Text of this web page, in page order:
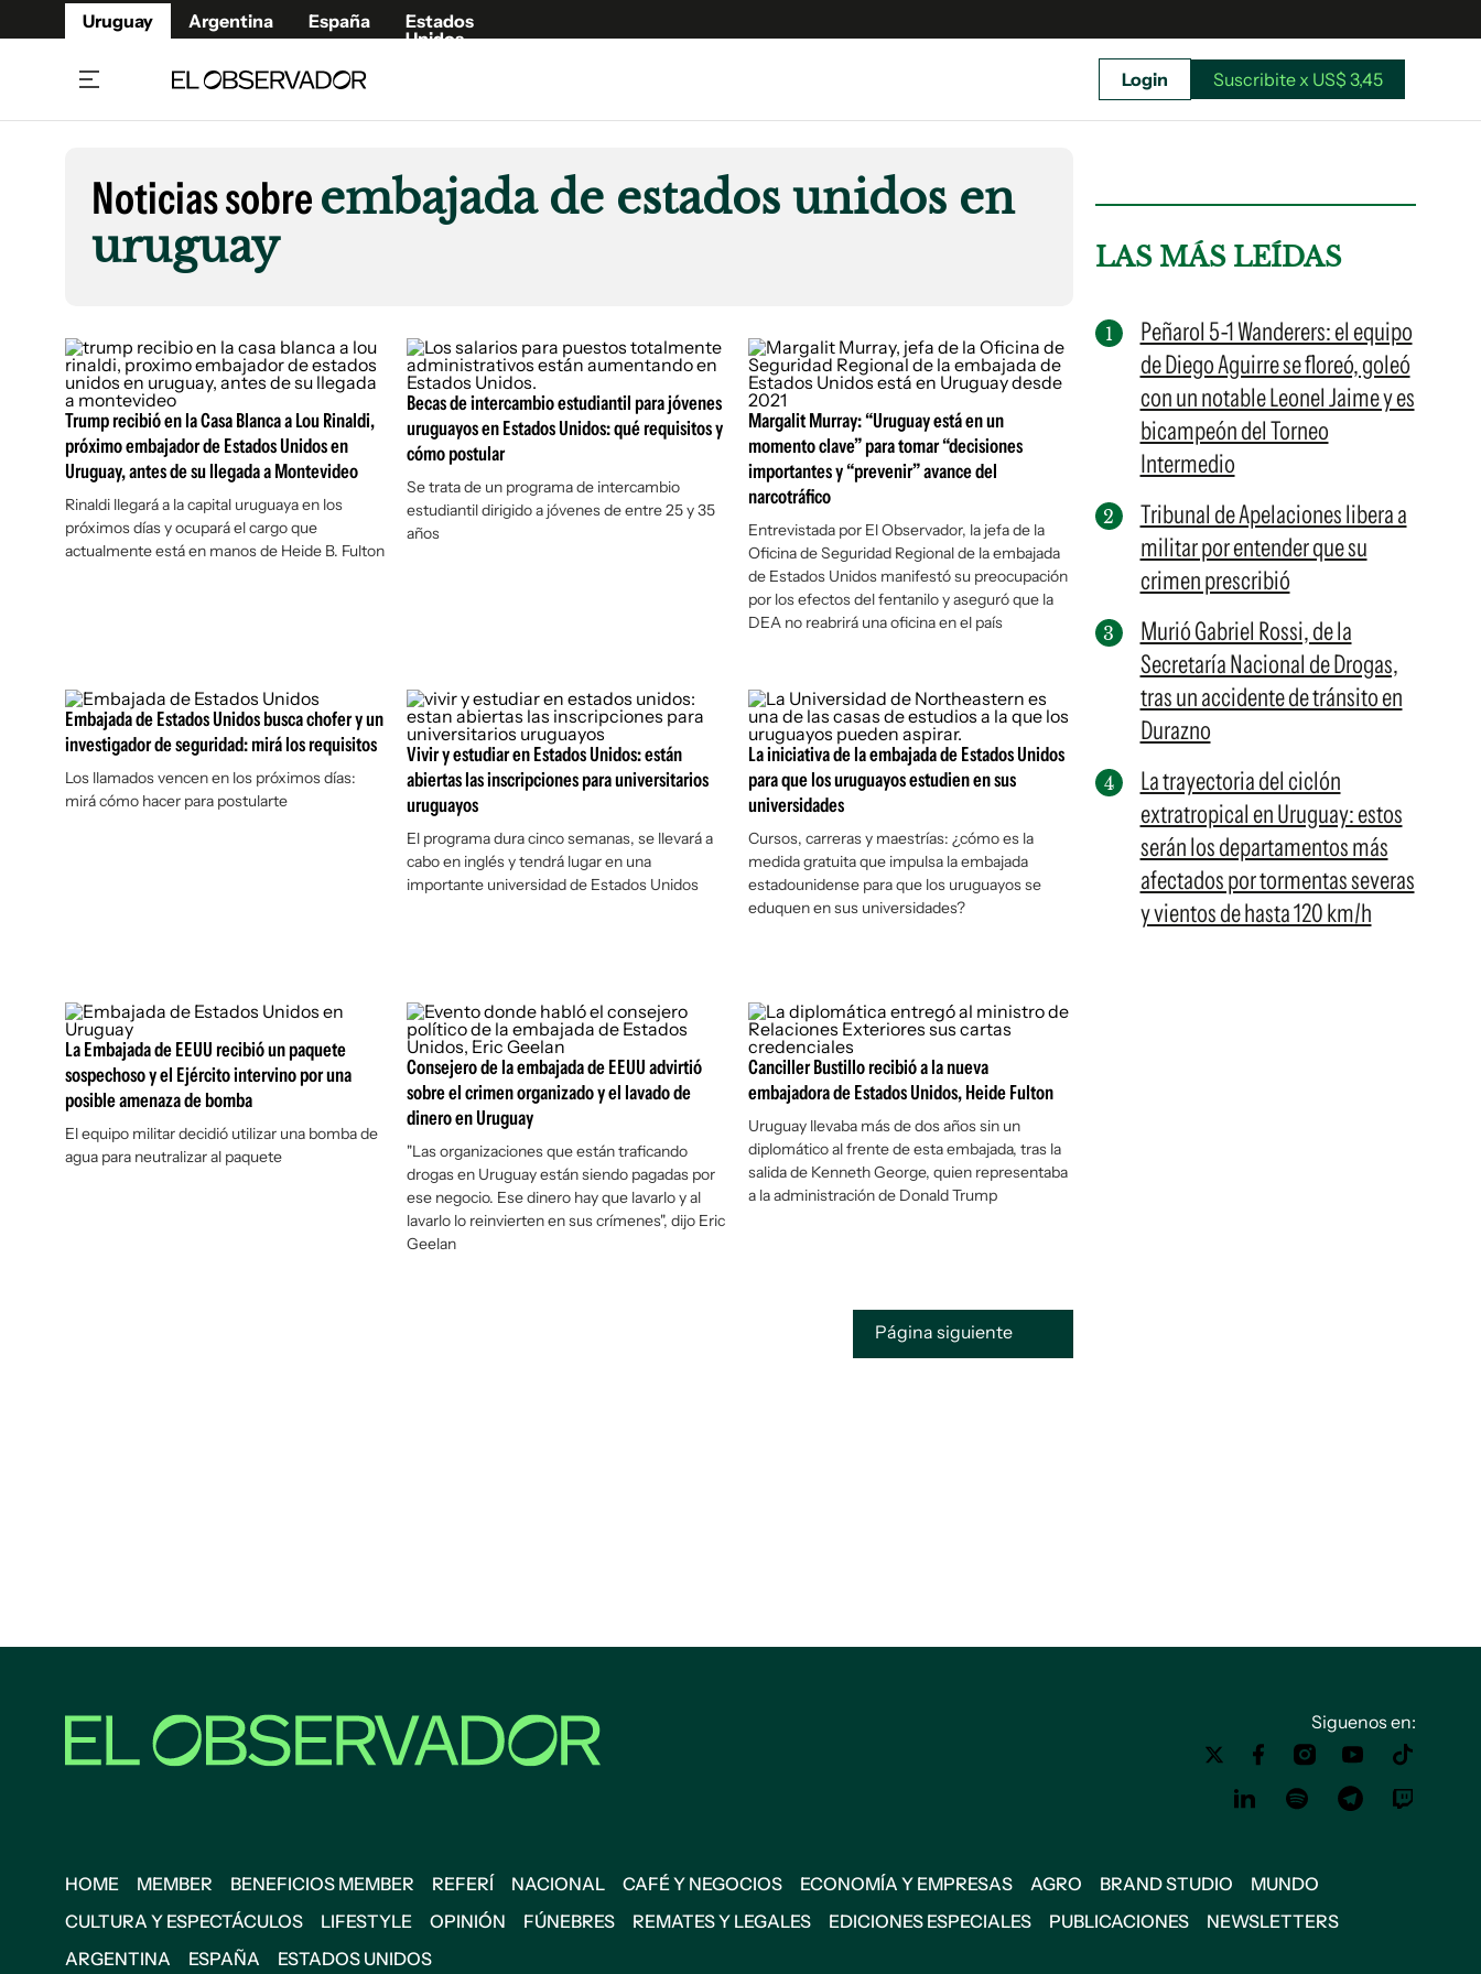
Uruguay Argentina España
Estados
Unidos
Beneficios Member
Referí
Nacional
Economía y Empresas
Agro
Brand Studio
Mundo
Cultura y Espectáculos
Fúnebres
Newsletters
Argentina
España
Estados Unidos
Suscribite x US$ 3,45
Ahora en:
Montevideo
15°C
Lluvia Ligera
Login Suscribite x US$ 3,45
Noticias sobreembajada de estados unidos en
uruguay
Trump recibió en la Casa Blanca a Lou Rinaldi,
próximo embajador de Estados Unidos en
Uruguay, antes de su llegada a Montevideo
Rinaldi llegará a la capital uruguaya en los
próximos días y ocupará el cargo que
actualmente está en manos de Heide B. Fulton
Becas de intercambio estudiantil para jóvenes
uruguayos en Estados Unidos: qué requisitos y
cómo postular
Se trata de un programa de intercambio
estudiantil dirigido a jóvenes de entre 25 y 35
años
Margalit Murray: “Uruguay está en un
momento clave” para tomar “decisiones
importantes y “prevenir” avance del
narcotráfico
Entrevistada por El Observador, la jefa de la
Oficina de Seguridad Regional de la embajada
de Estados Unidos manifestó su preocupación
por los efectos del fentanilo y aseguró que la
DEA no reabrirá una oficina en el país
Embajada de Estados Unidos busca chofer y un
investigador de seguridad: mirá los requisitos
Los llamados vencen en los próximos días:
mirá cómo hacer para postularte
Vivir y estudiar en Estados Unidos: están
abiertas las inscripciones para universitarios
uruguayos
El programa dura cinco semanas, se llevará a
cabo en inglés y tendrá lugar en una
importante universidad de Estados Unidos
La iniciativa de la embajada de Estados Unidos
para que los uruguayos estudien en sus
universidades
Cursos, carreras y maestrías: ¿cómo es la
medida gratuita que impulsa la embajada
estadounidense para que los uruguayos se
eduquen en sus universidades?
La Embajada de EEUU recibió un paquete
sospechoso y el Ejército intervino por una
posible amenaza de bomba
El equipo militar decidió utilizar una bomba de
agua para neutralizar al paquete
Consejero de la embajada de EEUU advirtió
sobre el crimen organizado y el lavado de
dinero en Uruguay
"Las organizaciones que están traficando
drogas en Uruguay están siendo pagadas por
ese negocio. Ese dinero hay que lavarlo y al
lavarlo lo reinvierten en sus crímenes", dijo Eric
Geelan
Canciller Bustillo recibió a la nueva
embajadora de Estados Unidos, Heide Fulton
Uruguay llevaba más de dos años sin un
diplomático al frente de esta embajada, tras la
salida de Kenneth George, quien representaba
a la administración de Donald Trump
Página siguiente
LAS MÁS LEÍDAS
Peñarol 5-1 Wanderers: el equipo
de Diego Aguirre se floreó, goleó
con un notable Leonel Jaime y es
bicampeón del Torneo
Intermedio
Tribunal de Apelaciones libera a
militar por entender que su
crimen prescribió
Murió Gabriel Rossi, de la
Secretaría Nacional de Drogas,
tras un accidente de tránsito en
Durazno
La trayectoria del ciclón
extratropical en Uruguay: estos
serán los departamentos más
afectados por tormentas severas
y vientos de hasta 120 km/h
Siguenos en:
HOME MEMBER BENEFICIOS MEMBER REFERÍ NACIONAL CAFÉ Y NEGOCIOS ECONOMÍA Y EMPRESAS AGRO BRAND STUDIO
MUNDO
CULTURA Y ESPECTÁCULOS
LIFESTYLE OPINIÓN FÚNEBRES REMATES Y LEGALES EDICIONES ESPECIALES PUBLICACIONES
NEWSLETTERS
ARGENTINA
ESPAÑA ESTADOS UNIDOS